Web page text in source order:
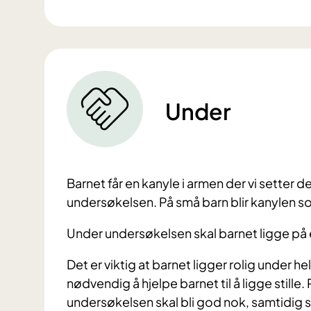
Under
Barnet får en kanyle i armen der vi setter
undersøkelsen. På små barn blir kanylen
Under undersøkelsen skal barnet ligge
Det er viktig at barnet ligger rolig under
nødvendig å hjelpe barnet til å ligge
undersøkelsen skal bli god nok, samtidig